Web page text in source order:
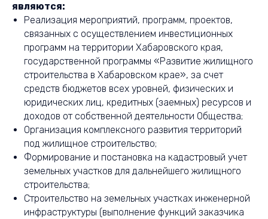
являются:
Реализация мероприятий, программ, проектов,
связанных с осуществлением инвестиционных
программ на территории Хабаровского края,
государственной программы «Развитие жилищного
строительства в Хабаровском крае», за счет
средств бюджетов всех уровней, физических и
юридических лиц, кредитных (заемных) ресурсов и
доходов от собственной деятельности Общества;
Организация комплексного развития территорий
под жилищное строительство;
Формирование и постановка на кадастровый учет
земельных участков для дальнейшего жилищного
строительства;
Строительство на земельных участках инженерной
инфраструктуры (выполнение функций заказчика